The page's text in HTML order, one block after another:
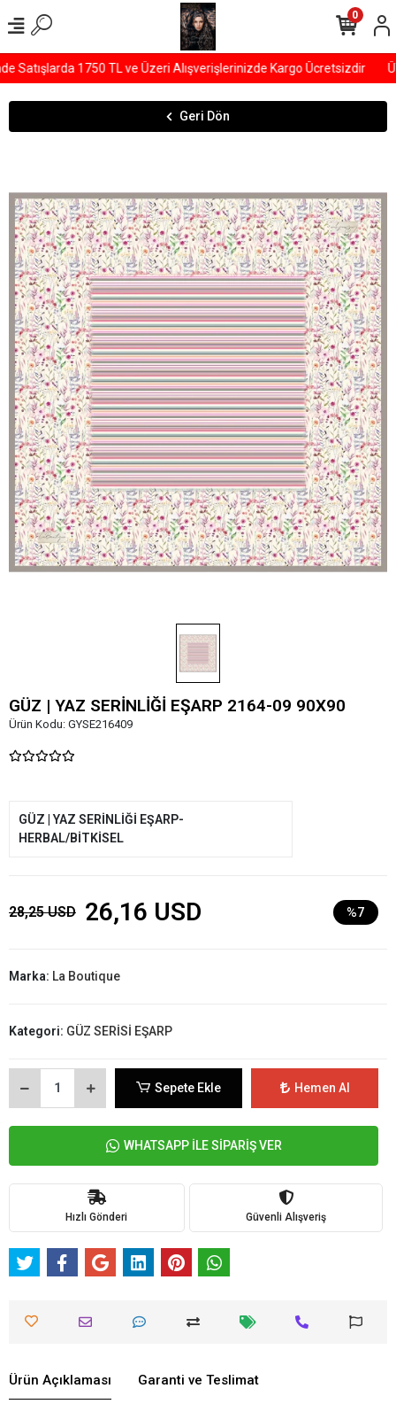
Satışlarda 1750 TL ve Üzeri Alışverişlerinizde Kargo Ücretsizdir
0
Geri Dön
GÜZ | YAZ SERİNLİĞİ EŞARP 2164-09 90X90
Ürün Kodu: GYSE216409
GÜZ | YAZ SERİNLİĞİ EŞARP-
HERBAL/BİTKİSEL
28,25 USD 26,16 USD %7
Marka: La Boutique
Kategori: GÜZ SERİSİ EŞARP
Sepete Ekle Hemen Al
WHATSAPP İLE SİPARİŞ VER
Hızlı Gönderi Güvenli Alışveriş
Ürün Açıklaması Garanti ve Teslimat